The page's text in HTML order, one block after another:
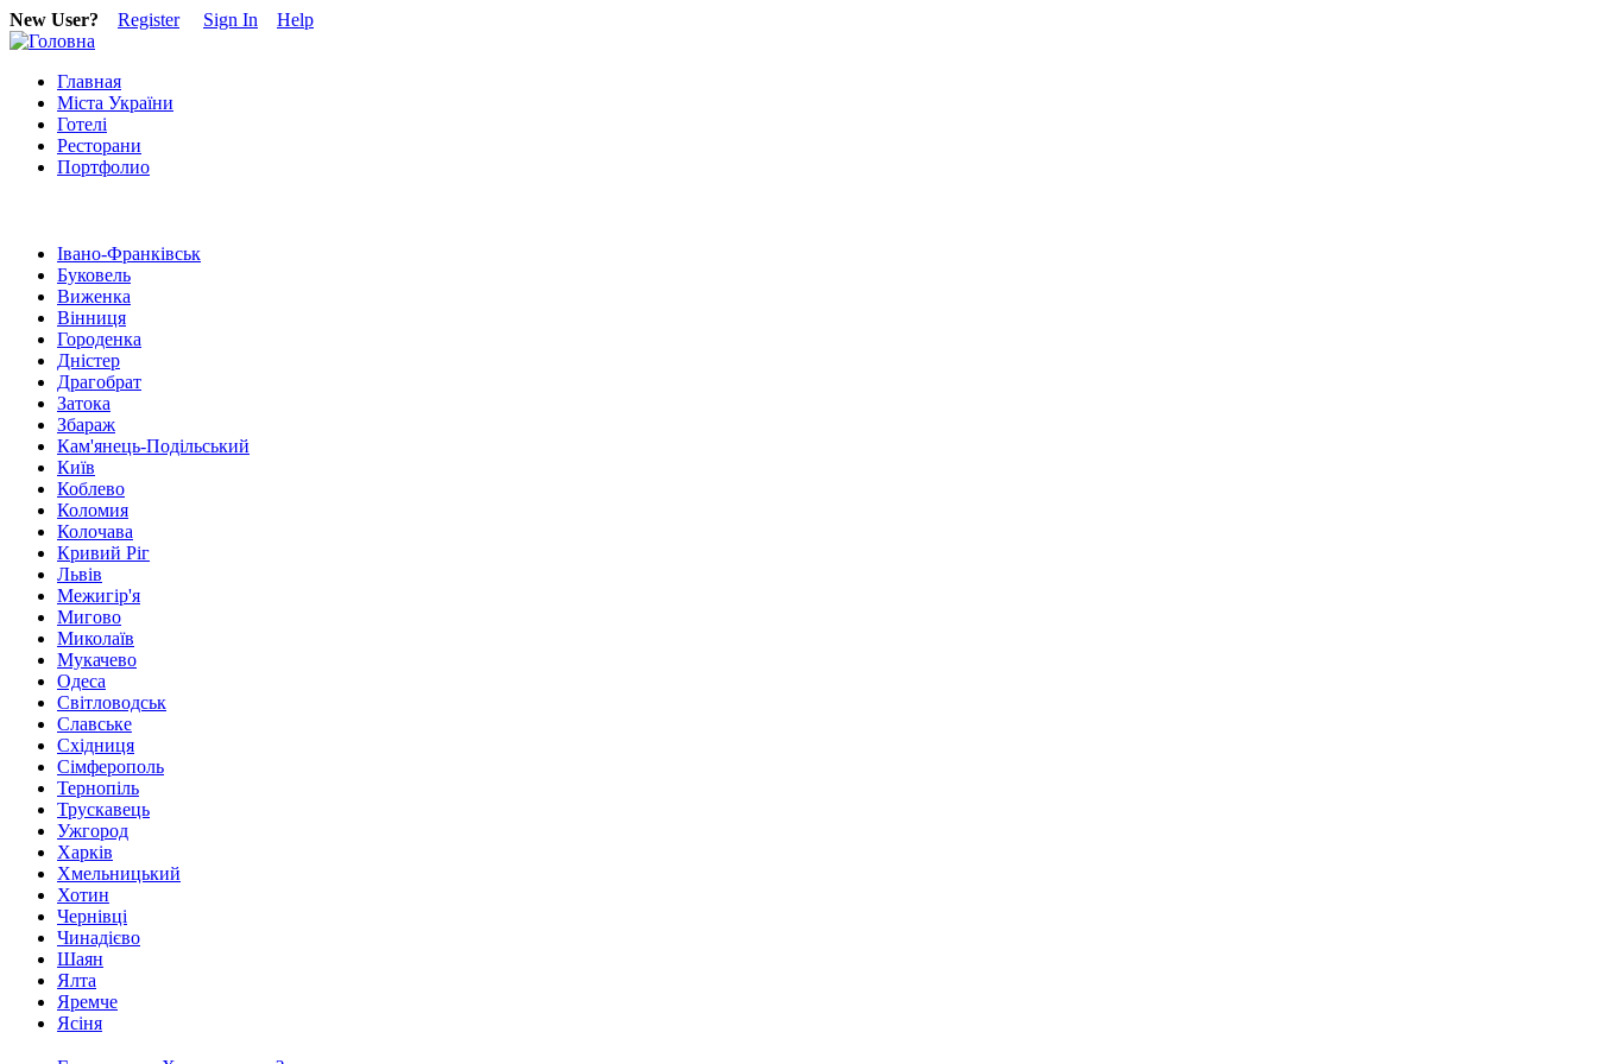
New User? Register Sign In Help
Главная
Міста України
Готелі
Ресторани
Портфолио
Івано-Франківськ
Буковель
Виженка
Вінниця
Городенка
Дністер
Драгобрат
Затока
Збараж
Кам'янець-Подільський
Київ
Коблево
Коломия
Колочава
Кривий Ріг
Львів
Межигір'я
Мигово
Миколаїв
Мукачево
Одеса
Світловодськ
Славське
Східниця
Сімферополь
Тернопіль
Трускавець
Ужгород
Харків
Хмельницький
Хотин
Чернівці
Чинадієво
Шаян
Ялта
Яремче
Ясіня